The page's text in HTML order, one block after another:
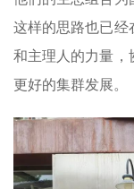
这样的思路也已经
和主理人的力量，
更好的集群发展。